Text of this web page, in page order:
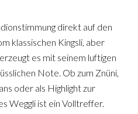
direkt auf den
klassischen Kingsli, aber
es mit seinem luftigen
Note. Ob zum Znüni,
oder als Highlight zur
Weggli ist ein Volltreffer.